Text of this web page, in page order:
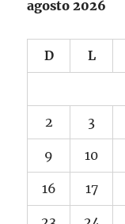
agosto 2026
D L
2 3
9 10
16 17